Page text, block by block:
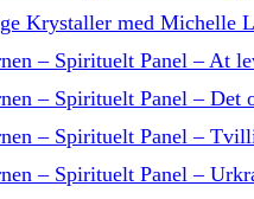
Krystaller med Michelle
– Spirituelt Panel – At
– Spirituelt Panel – Det
– Spirituelt Panel –
– Spirituelt Panel –